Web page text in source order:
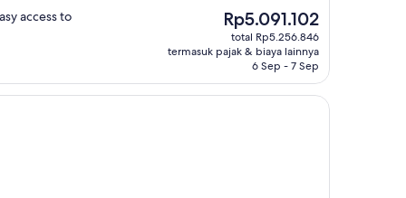
access to
Harga
sekarang
Rp5.091.102
Rp5.091.102
total Rp5.256.846
termasuk pajak & biaya lainnya
6 Sep - 7 Sep